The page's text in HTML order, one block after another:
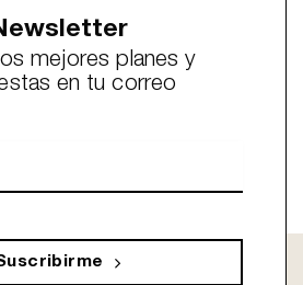
mejores planes y
en tu correo